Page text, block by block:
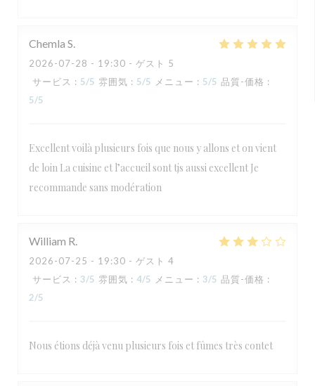
Chemla S
2026-07-28 - 19:30 - ゲスト 5
サービス : 5/5 雰囲気 : 5/5 メニュー : 5/5 品質-価格 :
5/5
Excellent voilà plusieurs fois que nous y allons et on vient
de loin La cuisine et l’accueil sont tjs aussi excellent Je
recommande sans modération
William R
2026-07-25 - 19:30 - ゲスト 4
サービス : 3/5 雰囲気 : 4/5 メニュー : 3/5 品質-価格 :
2/5
Nous étions déjà venu plusieurs fois et fûmes très contet